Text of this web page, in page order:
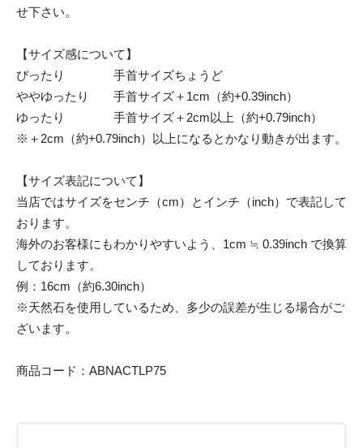
せ下さい。
【サイズ感について】
ぴったり 手首サイズちょうど
ややゆったり 手首サイズ＋1cm（約+0.39inch）
ゆったり 手首サイズ＋2cm以上（約+0.79inch）
※＋2cm（約+0.79inch）以上になるとかなり動きが出ます。
【サイズ表記について】
当店ではサイズをセンチ（cm）とインチ（inch）で表記して
おります。
海外のお客様にもわかりやすいよう、1cm ≒ 0.39inch で換算
しております。
例：16cm（約6.30inch）
※天然石を使用しているため、多少の誤差が生じる場合がご
ざいます。
商品コード：ABNACTLP75